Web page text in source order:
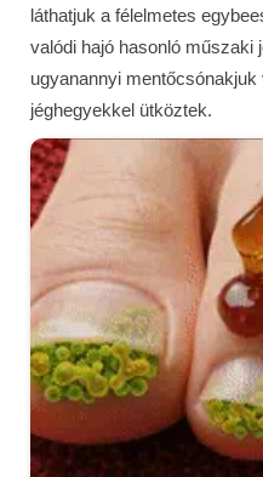
láthatjuk a félelmetes
valódi hajó hasonló műszaki
ugyanannyi
jéghegyekkel ütköztek.